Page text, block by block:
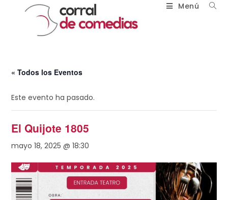
Menú
« Todos los Eventos
Este evento ha pasado.
El Quijote 1805
mayo 18, 2025 @ 18:30